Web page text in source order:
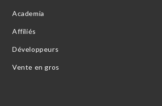
Academia
Affiliés
Développeurs
Vente en gros